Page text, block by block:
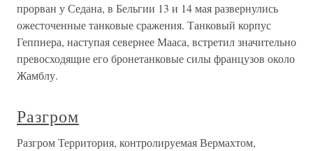
прорван у Седана, в Бельгии 13 и 14 мая развернулись
ожесточенные танковые сражения. Танковый корпус
Геппнера, наступая севернее Мааса, встретил значительно
превосходящие его бронетанковые силы французов около
Жамблу.
Разгром
Разгром Территория, контролируемая Вермахтом,